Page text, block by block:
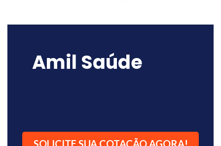
Amil Saúde
SOLICITE SUA COTAÇÃO AGORA!